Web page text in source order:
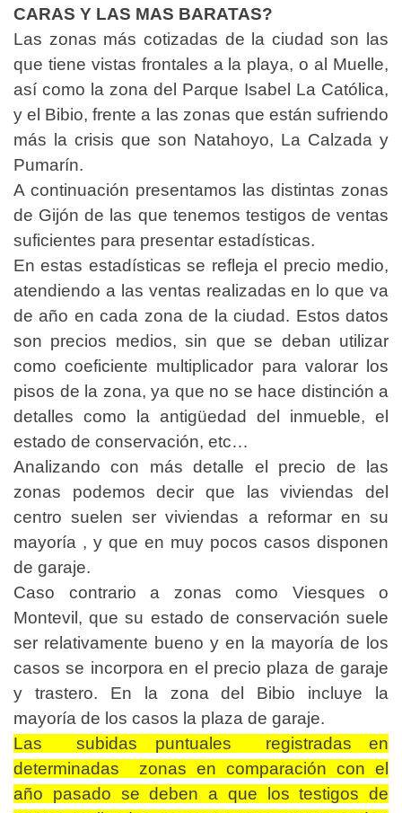
CARAS Y LAS MAS BARATAS?
Las zonas más cotizadas de la ciudad son las
que tiene vistas frontales a la playa, o al Muelle,
así como la zona del Parque Isabel La Católica,
y el Bibio, frente a las zonas que están sufriendo
más la crisis que son Natahoyo, La Calzada y
Pumarín.
A continuación presentamos las distintas zonas
de Gijón de las que tenemos testigos de ventas
suficientes para presentar estadísticas.
En estas estadísticas se refleja el precio medio,
atendiendo a las ventas realizadas en lo que va
de año en cada zona de la ciudad. Estos datos
son precios medios, sin que se deban utilizar
como coeficiente multiplicador para valorar los
pisos de la zona, ya que no se hace distinción a
detalles como la antigüedad del inmueble, el
estado de conservación, etc…
Analizando con más detalle el precio de las
zonas podemos decir que las viviendas del
centro suelen ser viviendas a reformar en su
mayoría , y que en muy pocos casos disponen
de garaje.
Caso contrario a zonas como Viesques o
Montevil, que su estado de conservación suele
ser relativamente bueno y en la mayoría de los
casos se incorpora en el precio plaza de garaje
y trastero. En la zona del Bibio incluye la
mayoría de los casos la plaza de garaje.
Las subidas puntuales registradas en
determinadas zonas en comparación con el
año pasado se deben a que los testigos de